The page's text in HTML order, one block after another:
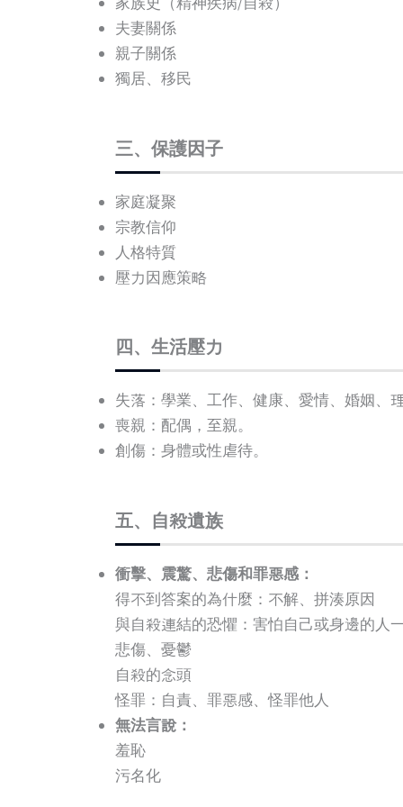
夫妻關係
親子關係
獨居、移民
三、保護因子
家庭凝聚
宗教信仰
人格特質
壓力因應策略
四、生活壓力
失落：學業、工作、健康、愛情、婚姻、
喪親：配偶，至親。
創傷：身體或性虐待。
五、自殺遺族
衝擊、震驚、悲傷和罪惡感：
得不到答案的為什麼：不解、拼湊原因
與自殺連結的恐懼：害怕自己或身邊的人
悲傷、憂鬱
自殺的念頭
怪罪：自責、罪惡感、怪罪他人
無法言說：
羞恥
污名化